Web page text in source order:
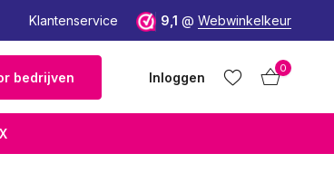
Klantenservice 9,1 @ Webwinkelkeur
bedrijven Inloggen
0